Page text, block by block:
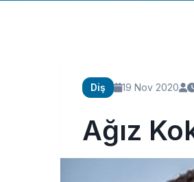
Diş 19 Nov 2020
Ağız